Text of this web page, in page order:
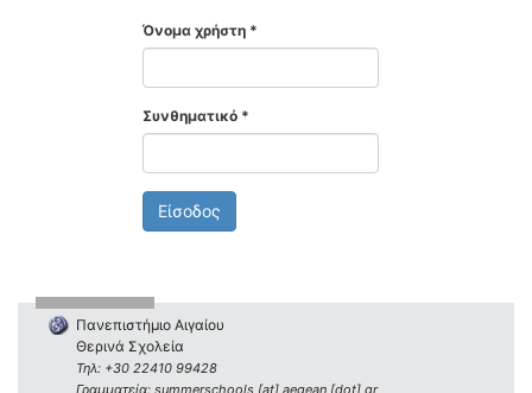
Όνομα χρήστη *
Συνθηματικό *
Είσοδος
Πανεπιστήμιο Αιγαίου
Θερινά Σχολεία
Τηλ: +30 22410 99428
Γραμματεία: summerschools [at] aegean [dot] gr